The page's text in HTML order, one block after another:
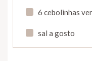
6 cebolinhas
sal a gosto